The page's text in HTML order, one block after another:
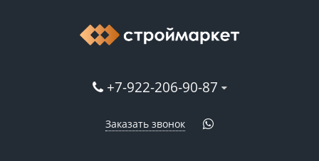
+7-922-206-90-87
Заказать звонок